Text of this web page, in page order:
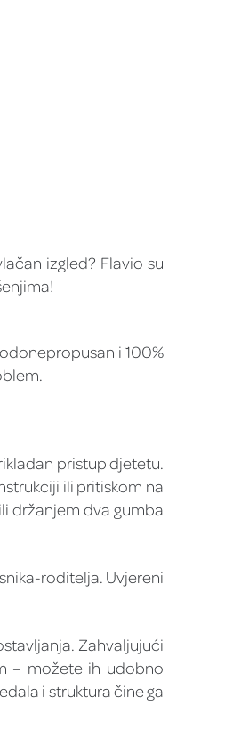
izgled? Flavio su
i 100%
pristup djetetu.
ili pritiskom na
držanjem dva gumba
roditelja. Uvjereni
Zahvaljujući
– možete ih udobno
i struktura čine ga